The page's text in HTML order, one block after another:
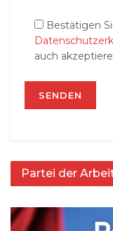
Bestätigen
auch
Partei der